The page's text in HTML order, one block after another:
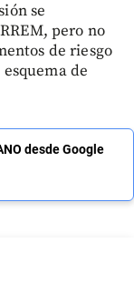
se
pero no
de riesgo
de
desde Google